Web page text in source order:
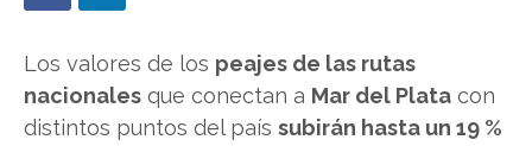
Los valores de los peajes de las rutas
nacionales que conectan a Mar del Plata con
distintos puntos del país subirán hasta un 19 %